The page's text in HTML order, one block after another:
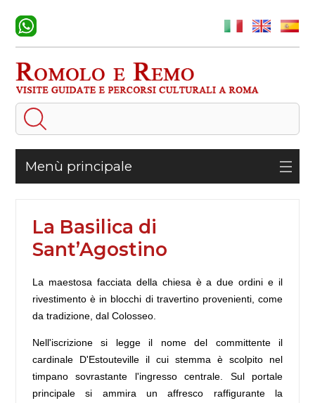
Menù principale
La Basilica di
Sant’Agostino
La maestosa facciata della chiesa è a due ordini e il
rivestimento è in blocchi di travertino provenienti, come
da tradizione, dal Colosseo.
Nell'iscrizione si legge il nome del committente il
cardinale D'Estouteville il cui stemma è scolpito nel
timpano sovrastante l'ingresso centrale. Sul portale
principale si ammira un affresco raffigurante la